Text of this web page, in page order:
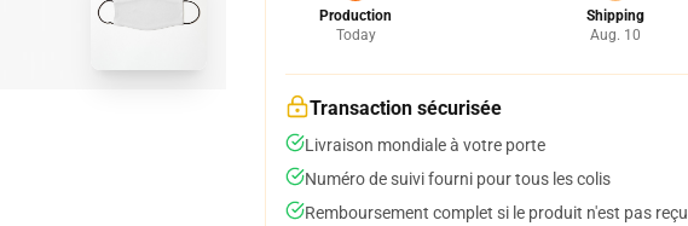
Production
Today
Shipping
Aug. 10
Transaction sécurisée
Livraison mondiale à votre porte
Numéro de suivi fourni pour tous les colis
Remboursement complet si le produit n'est pas reçu